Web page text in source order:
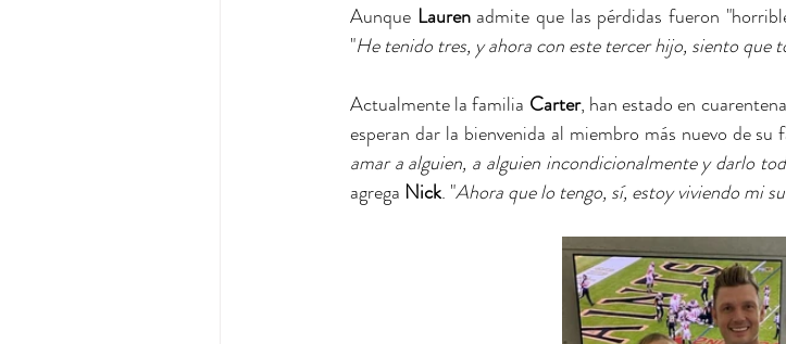
Aunque Lauren admite que las pérdidas fueron
"He tenido tres, y ahora con este tercer hijo, siento que
Actualmente la familia Carter, han estado en
esperan dar la bienvenida al miembro más nuevo de
amar a alguien, a alguien incondicionalmente y darlo
agrega Nick. "Ahora que lo tengo, sí, estoy viviendo mi